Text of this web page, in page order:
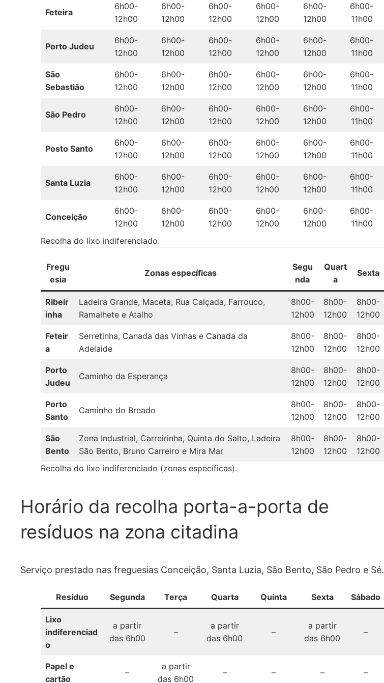
Feteira
6h00-
12h00
6h00-
12h00
6h00-
12h00
6h00-
12h00
6h00-
12h00
6h00-
11h00
Porto Judeu
6h00-
12h00
6h00-
12h00
6h00-
12h00
6h00-
12h00
6h00-
12h00
6h00-
11h00
São
Sebastião
6h00-
12h00
6h00-
12h00
6h00-
12h00
6h00-
12h00
6h00-
12h00
6h00-
11h00
São Pedro
6h00-
12h00
6h00-
12h00
6h00-
12h00
6h00-
12h00
6h00-
12h00
6h00-
11h00
Posto Santo
6h00-
12h00
6h00-
12h00
6h00-
12h00
6h00-
12h00
6h00-
12h00
6h00-
11h00
Santa Luzia
6h00-
12h00
6h00-
12h00
6h00-
12h00
6h00-
12h00
6h00-
12h00
6h00-
11h00
Conceição
6h00-
12h00
6h00-
12h00
6h00-
12h00
6h00-
12h00
6h00-
12h00
6h00-
11h00
Recolha do lixo indiferenciado.
Fregu
esia
Zonas específicas
Segu
nda
Quart
a
Sexta
Ribeir
inha
Ladeira Grande, Maceta, Rua Calçada, Farrouco,
Ramalhete e Atalho
8h00-
12h00
8h00-
12h00
8h00-
12h00
Feteir
a
Serretinha, Canada das Vinhas e Canada da
Adelaide
8h00-
12h00
8h00-
12h00
8h00-
12h00
Porto
Judeu
Caminho da Esperança
8h00-
12h00
8h00-
12h00
8h00-
12h00
Porto
Santo
Caminho do Breado
8h00-
12h00
8h00-
12h00
8h00-
12h00
São
Bento
Zona Industrial, Carreirinha, Quinta do Salto, Ladeira
São Bento, Bruno Carreiro e Mira Mar
8h00-
12h00
8h00-
12h00
8h00-
12h00
Recolha do lixo indiferenciado (zonas específicas).
Horário da recolha porta-a-porta de
resíduos na zona citadina
Serviço prestado nas freguesias Conceição, Santa Luzia, São Bento, São Pedro e Sé.
Resíduo Segunda Terça Quarta Quinta Sexta Sábado
Lixo
indiferenciad
o
a partir
das 6h00
–
a partir
das 6h00
–
a partir
das 6h00
–
Papel e
cartão
–
a partir
das 6h00
– – – –